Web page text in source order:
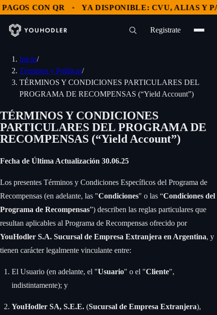
CON QR YA DISPONIBLE: CVU, ALIAS Y
Registrate
Inicio/
Términos y Políticas/
TÉRMINOS Y CONDICIONES PARTICULARES DEL
PROGRAMA DE RECOMPENSAS (“Yield Account”)
TÉRMINOS Y CONDICIONES
PARTICULARES DEL PROGRAMA DE
RECOMPENSAS (“Yield Account”)
Fecha de Última Actualización 30.06.25
Los presentes Términos y Condiciones Específicos del Programa de
Recompensas (en adelante, las "Condiciones" o las “Condiciones del
Programa de Recompensas”) describen las reglas particulares que
resultan aplicables al Programa de Recompensas ofrecido por
YouHodler S.A. Sucursal de Empresa Extranjera en Argentina, y
tienen carácter legalmente vinculante entre:
El Usuario (en adelante, el "Usuario" o el "Cliente",
indistintamente); y
YouHodler SA, S.E.E. (Sucursal de Empresa Extranjera),